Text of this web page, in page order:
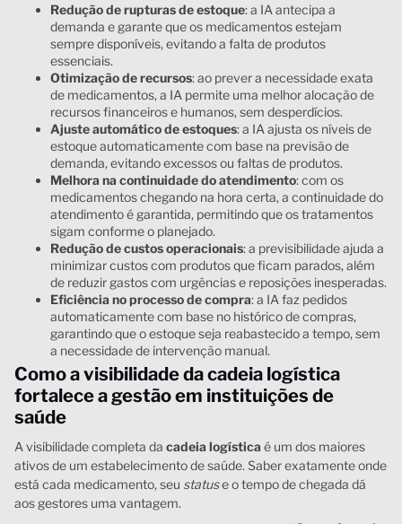
Redução de rupturas de estoque: a IA antecipa a
demanda e garante que os medicamentos estejam
sempre disponíveis, evitando a falta de produtos
essenciais.
Otimização de recursos: ao prever a necessidade exata
de medicamentos, a IA permite uma melhor alocação de
recursos financeiros e humanos, sem desperdícios.
Ajuste automático de estoques: a IA ajusta os níveis de
estoque automaticamente com base na previsão de
demanda, evitando excessos ou faltas de produtos.
Melhora na continuidade do atendimento: com os
medicamentos chegando na hora certa, a continuidade do
atendimento é garantida, permitindo que os tratamentos
sigam conforme o planejado.
Redução de custos operacionais: a previsibilidade ajuda a
minimizar custos com produtos que ficam parados, além
de reduzir gastos com urgências e reposições inesperadas.
Eficiência no processo de compra: a IA faz pedidos
automaticamente com base no histórico de compras,
garantindo que o estoque seja reabastecido a tempo, sem
a necessidade de intervenção manual.
Como a visibilidade da cadeia logística
fortalece a gestão em instituições de
saúde
A visibilidade completa da cadeia logística é um dos maiores
ativos de um estabelecimento de saúde. Saber exatamente onde
está cada medicamento, seu statuse o tempo de chegada dá
aos gestores uma vantagem.